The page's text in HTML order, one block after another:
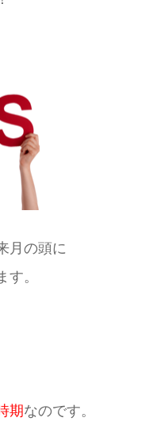
月の頭に
。
期なのです。